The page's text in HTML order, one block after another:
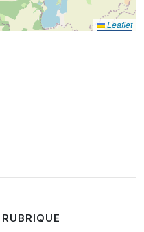
Leaflet